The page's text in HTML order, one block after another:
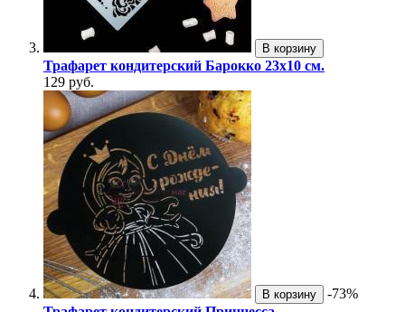
В корзину
Трафарет кондитерский Барокко 23х10 см.
129 руб.
В корзину
-73%